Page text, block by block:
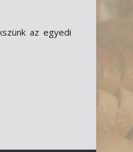
az egyedi